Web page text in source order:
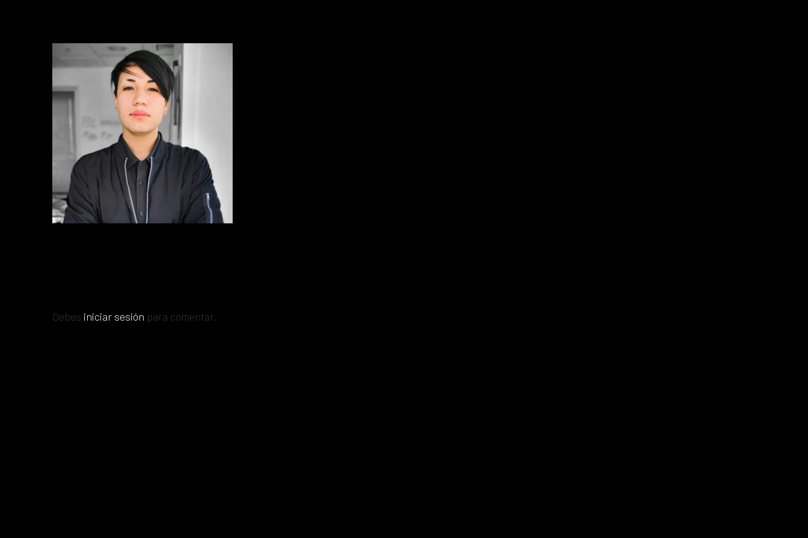
Debes iniciar sesión para comentar.